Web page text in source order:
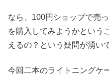
なら、100円ショップで売
を購入してみようかという
えるの？という疑問が湧い
今回二本のライトニングケ